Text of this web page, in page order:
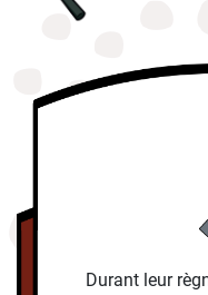
Durant leur